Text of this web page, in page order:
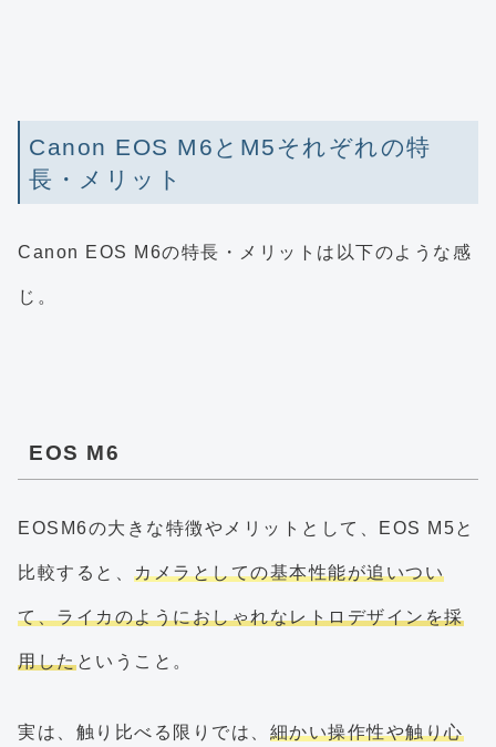
Canon EOS M6とM5それぞれの特
長・メリット
Canon EOS M6の特長・メリットは以下のような感
じ。
EOS M6
EOSM6の大きな特徴やメリットとして、EOS M5と
比較すると、 カメラとしての基本性能が追いつい
て、ライカのようにおしゃれなレトロデザインを採
用したということ。
実は、触り比べる限りでは、 細かい操作性や触り心